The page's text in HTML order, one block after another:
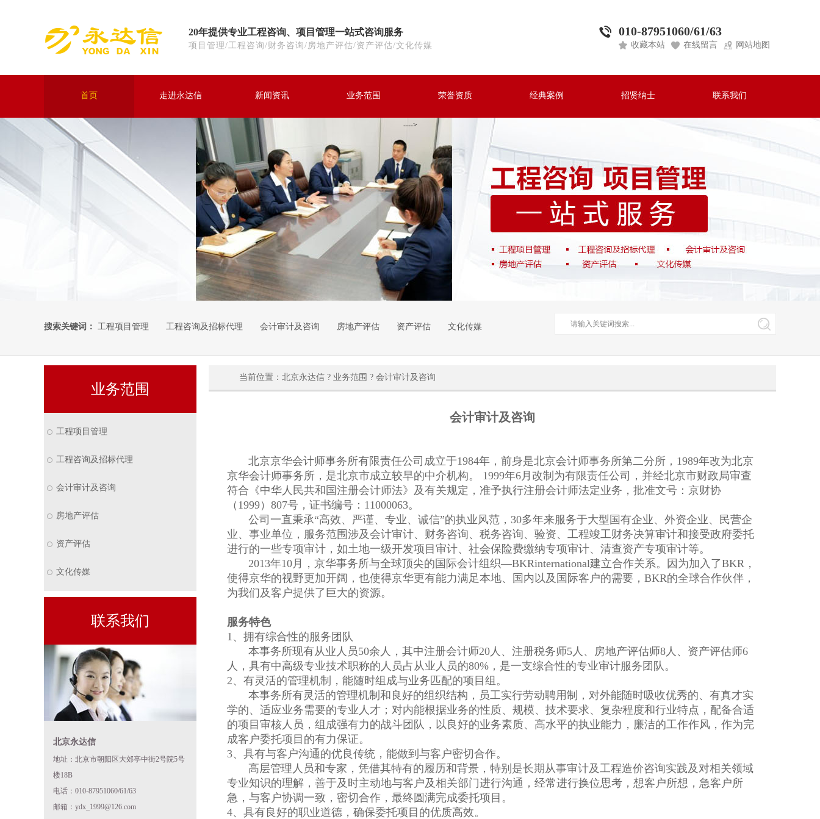
20年提供专业工程咨询、项目管理一站式咨询服务
项目管理/工程咨询/财务咨询/房地产评估/资产评估/文化传媒
010-87951060/61/63
收藏本站 在线留言 网站地图
首页 走进永达信 新闻资讯 业务范围 荣誉资质 经典案例 招贤纳士 联系我们
---->
搜索关键词： 工程项目管理 工程咨询及招标代理 会计审计及咨询 房地产评估 资产评估 文化传媒
业务范围
工程项目管理
工程咨询及招标代理
会计审计及咨询
房地产评估
资产评估
文化传媒
联系我们
北京永达信
地址：北京市朝阳区大郊亭中街2号院5号
楼18B
电话：010-87951060/61/63
邮箱：ydx_1999@126.com
当前位置： 北京永达信 ? 业务范围 ? 会计审计及咨询
会计审计及咨询
北京京华会计师事务所有限责任公司成立于1984年，前身是北京会计师事务所第二分所，1989年改为北京
京华会计师事务所，是北京市成立较早的中介机构。 1999年6月改制为有限责任公司，并经北京市财政局审查
符合《中华人民共和国注册会计师法》及有关规定，准予执行注册会计师法定业务，批准文号：京财协
（1999）807号，证书编号：11000063。
公司一直秉承“高效、严谨、专业、诚信”的执业风范，30多年来服务于大型国有企业、外资企业、民营企
业、事业单位，服务范围涉及会计审计、财务咨询、税务咨询、验资、工程竣工财务决算审计和接受政府委托
进行的一些专项审计，如土地一级开发项目审计、社会保险费缴纳专项审计、清查资产专项审计等。
2013年10月，京华事务所与全球顶尖的国际会计组织—BKRinternational建立合作关系。因为加入了BKR，
使得京华的视野更加开阔，也使得京华更有能力满足本地、国内以及国际客户的需要，BKR的全球合作伙伴，
为我们及客户提供了巨大的资源。
服务特色
1、拥有综合性的服务团队
本事务所现有从业人员50余人，其中注册会计师20人、注册税务师5人、房地产评估师8人、资产评估师6
人，具有中高级专业技术职称的人员占从业人员的80%，是一支综合性的专业审计服务团队。
2、有灵活的管理机制，能随时组成与业务匹配的项目组。
本事务所有灵活的管理机制和良好的组织结构，员工实行劳动聘用制，对外能随时吸收优秀的、有真才实
学的、适应业务需要的专业人才；对内能根据业务的性质、规模、技术要求、复杂程度和行业特点，配备合适
的项目审核人员，组成强有力的战斗团队，以良好的业务素质、高水平的执业能力，廉洁的工作作风，作为完
成客户委托项目的有力保证。
3、具有与客户沟通的优良传统，能做到与客户密切合作。
高层管理人员和专家，凭借其特有的履历和背景，特别是长期从事审计及工程造价咨询实践及对相关领域
专业知识的理解，善于及时主动地与客户及相关部门进行沟通，经常进行换位思考，想客户所想，急客户所
急，与客户协调一致，密切合作，最终圆满完成委托项目。
4、具有良好的职业道德，确保委托项目的优质高效。